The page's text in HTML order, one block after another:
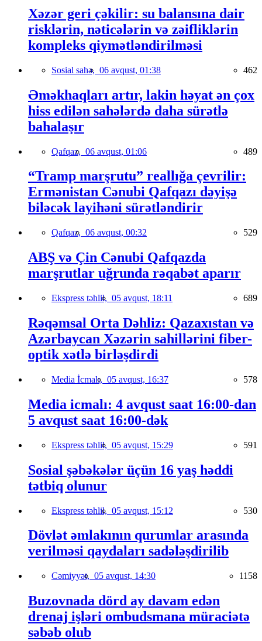
Xəzər geri çəkilir: su balansına dair
risklərin, nəticələrin və zəifliklərin
kompleks qiymətləndirilməsi
Sosial sahə, 06 avqust, 01:38 462
Əməkhaqları artır, lakin həyat ən çox
hiss edilən sahələrdə daha sürətlə
bahalaşır
Qafqaz, 06 avqust, 01:06 489
“Tramp marşrutu” reallığa çevrilir:
Ermənistan Cənubi Qafqazı dəyişə
biləcək layihəni sürətləndirir
Qafqaz, 06 avqust, 00:32 529
ABŞ və Çin Cənubi Qafqazda
marşrutlar uğrunda rəqabət aparır
Ekspress təhlil, 05 avqust, 18:11 689
Rəqəmsal Orta Dəhliz: Qazaxıstan və
Azərbaycan Xəzərin sahillərini fiber-
optik xətlə birləşdirdi
Media İcmalı, 05 avqust, 16:37 578
Media icmalı: 4 avqust saat 16:00-dan
5 avqust saat 16:00-dək
Ekspress təhlil, 05 avqust, 15:29 591
Sosial şəbəkələr üçün 16 yaş həddi
tətbiq olunur
Ekspress təhlil, 05 avqust, 15:12 530
Dövlət əmlakının qurumlar arasında
verilməsi qaydaları sadələşdirilib
Cəmiyyət, 05 avqust, 14:30 1158
Buzovnada dörd ay davam edən
drenaj işləri ombudsmana müraciətə
səbəb olub